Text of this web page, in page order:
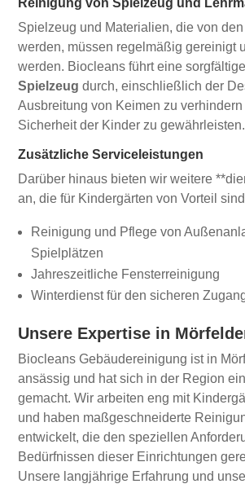
Spielzeug und Materialien, die von
werden, müssen regelmäßig gereinigt
werden. Biocleans führt eine sorgfältige
Spielzeug durch, einschließlich der
Ausbreitung von Keimen zu
Sicherheit der Kinder zu gewährleisten.
Zusätzliche Serviceleistungen
Darüber hinaus bieten wir weitere
an, die für Kindergärten von Vorteil
Reinigung und Pflege von
Spielplätzen
Jahreszeitliche Fensterreinigung
Winterdienst für den sicheren
Unsere Expertise in
Biocleans Gebäudereinigung ist in
ansässig und hat sich in der Region
gemacht. Wir arbeiten eng mit
und haben maßgeschneiderte
entwickelt, die den speziellen
Bedürfnissen dieser Einrichtungen
Unsere langjährige Erfahrung und